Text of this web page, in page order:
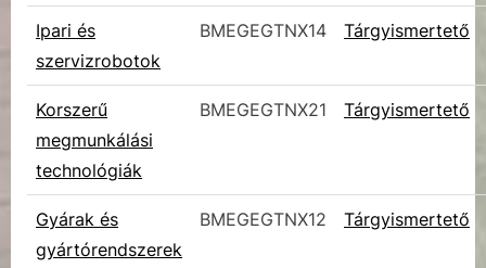
Ipari és
szervizrobotok
BMEGEGTNX14 Tárgyismertető
Korszerű
megmunkálási
technológiák
BMEGEGTNX21 Tárgyismertető
Gyárak és
gyártórendszerek
BMEGEGTNX12 Tárgyismertető